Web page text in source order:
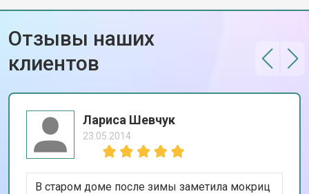
Отзывы наших
клиентов
Лариса Шевчук
23.05.2014
В старом доме после зимы заметила мокриц